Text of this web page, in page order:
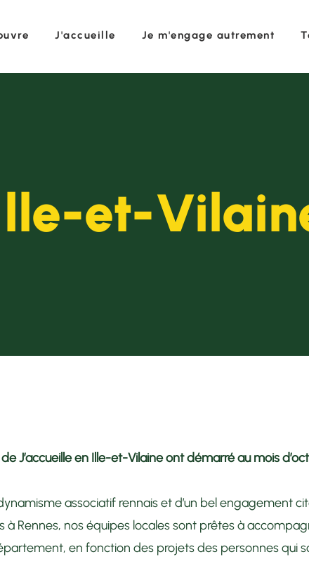
J'accueille Je m'engage autrement
et-
J’accueille en Ille-et-Vilaine ont démarré au mois
associatif rennais et d’un bel engagement
à Rennes, nos équipes locales sont prêtes à
en fonction des projets des personnes qui